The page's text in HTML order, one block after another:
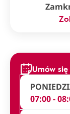
Umów
07:00 -